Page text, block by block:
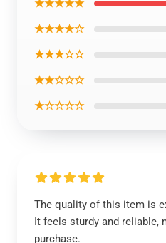
★★★★★
★★★★☆
★★★☆☆
★★☆☆☆
★☆☆☆☆
The quality of this item is
It feels sturdy and reliable,
purchase.